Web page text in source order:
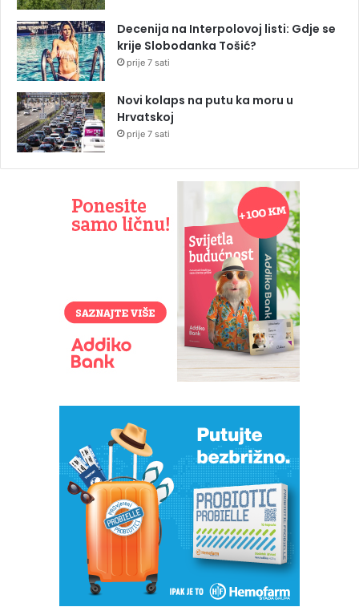
Decenija na Interpolovoj listi: Gdje se
krije Slobodanka Tošić?
prije 7 sati
Novi kolaps na putu ka moru u
Hrvatskoj
prije 7 sati